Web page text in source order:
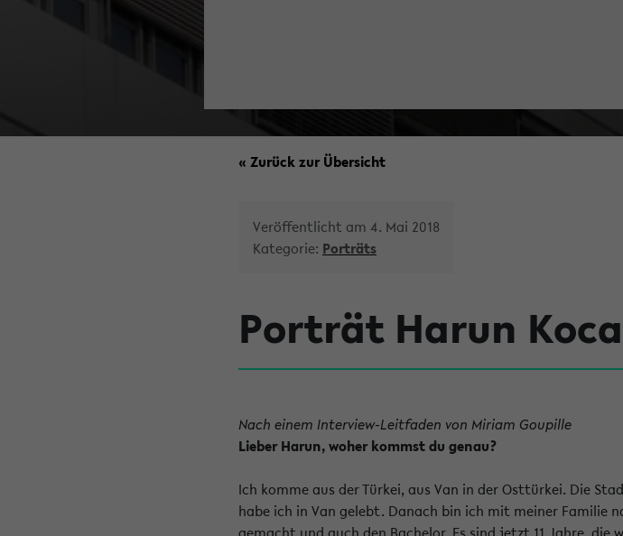
« Zurück zur Übersicht
Veröffentlicht am 4. Mai 2018
Kategorie: Porträts
Porträt Harun
Nach einem Interview-Leitfaden von Miriam Goupille
Lieber Harun, woher kommst du genau?
Ich komme aus der Türkei, aus Van in der Osttürkei. Die
habe ich in Van gelebt. Danach bin ich mit meiner Familie
gemacht und auch den Bachelor. Es sind jetzt 11 Jahre,